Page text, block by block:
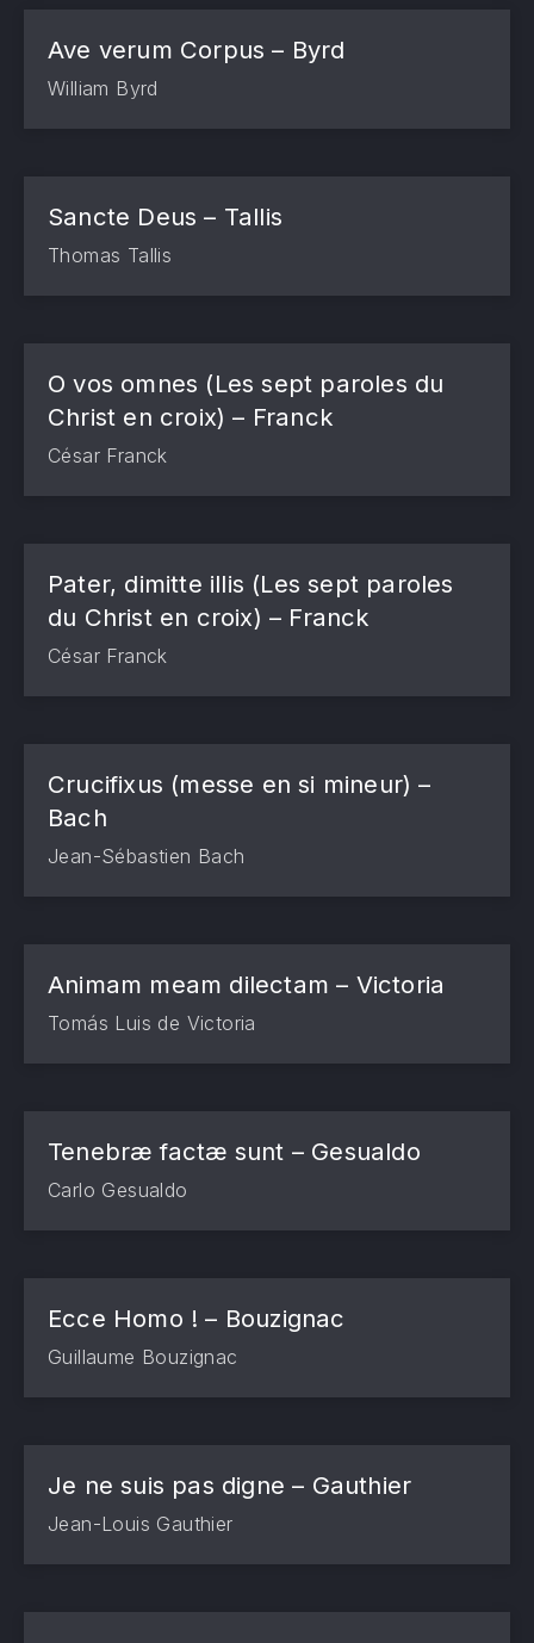
Ave verum Corpus – Byrd
William Byrd
Sancte Deus – Tallis
Thomas Tallis
O vos omnes (Les sept paroles du
Christ en croix) – Franck
César Franck
Pater, dimitte illis (Les sept paroles
du Christ en croix) – Franck
César Franck
Crucifixus (messe en si mineur) –
Bach
Jean-Sébastien Bach
Animam meam dilectam – Victoria
Tomás Luis de Victoria
Tenebræ factæ sunt – Gesualdo
Carlo Gesualdo
Ecce Homo ! – Bouzignac
Guillaume Bouzignac
Je ne suis pas digne – Gauthier
Jean-Louis Gauthier